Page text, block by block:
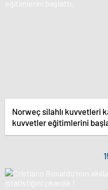
Norweç silahlı kuvvetleri
kuvvetler eğitimlerini